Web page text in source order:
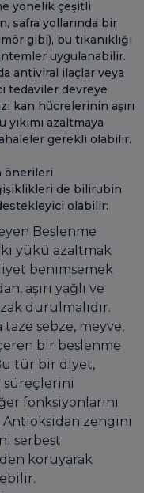
yönelik çeşitli
safra yollarında bir
gibi), bu tıkanıklığı
uygulanabilir.
antiviral ilaçlar veya
tedaviler devreye
kan hücrelerinin aşırı
azaltmaya
gerekli olabilir.
önerileri
de bilirubin
olabilir:
Beslenme
yükü azaltmak
benimsemek
aşırı yağlı ve
durulmalıdır.
sebze, meyve,
bir beslenme
tür bir diyet,
süreçlerini
fonksiyonlarını
Antioksidan zengini
serbest
koruyarak